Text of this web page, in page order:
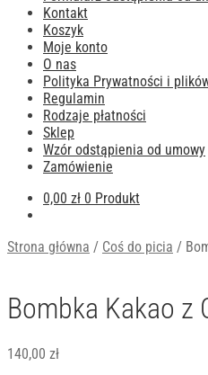
Kontakt
Koszyk
Moje konto
O nas
Polityka Prywatności i
Regulamin
Rodzaje płatności
Sklep
Wzór odstąpienia od umowy
Zamówienie
0,00 zł 0 Produkt
Strona główna / Coś do picia /
Bombka Kakao z
140,00 zł